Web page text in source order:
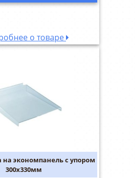
о товаре
на экономпанель с упором
300х330мм